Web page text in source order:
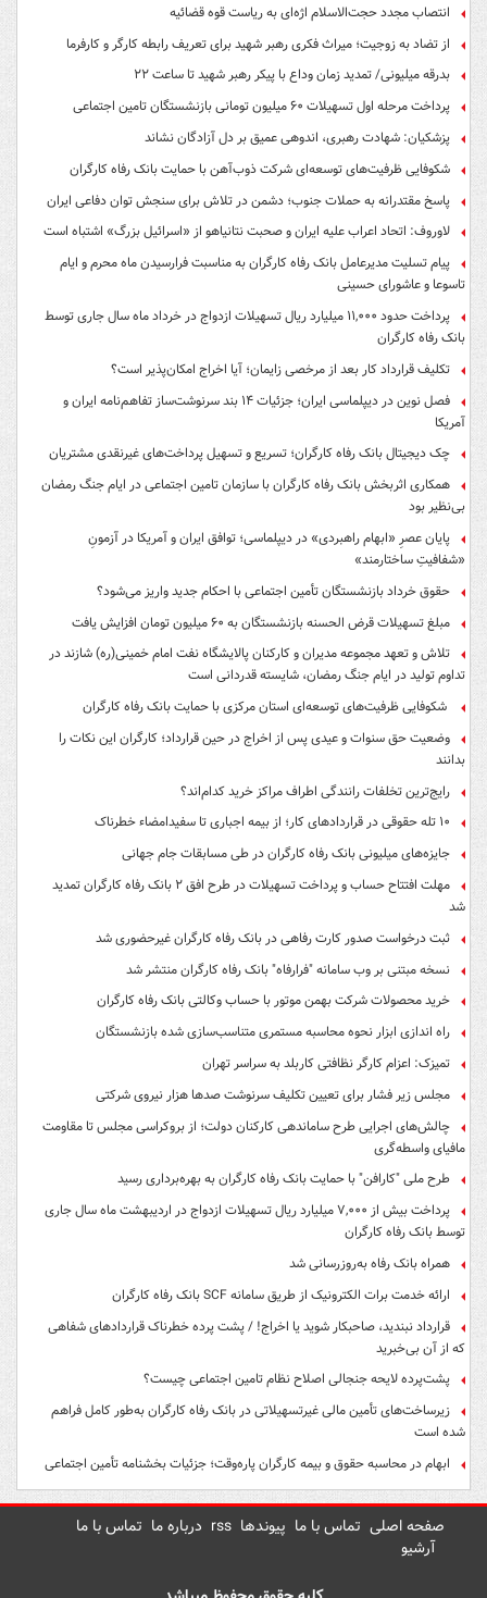
انتصاب مجدد حجت‌الاسلام اژه‌ای به ریاست قوه‌ قضائیه
از تضاد به زوجیت؛ میراث فکری رهبر شهید برای تعریف رابطه کارگر و کارفرما
بدرقه میلیونی/ تمدید زمان وداع با پیکر رهبر شهید تا ساعت ۲۲
پرداخت مرحله اول تسهیلات ۶۰ میلیون تومانی بازنشستگان تامین اجتماعی
پزشکیان: شهادت رهبری، اندوهی عمیق بر دل آزادگان نشاند
شکوفایی ظرفیت‌های توسعه‌ای شرکت ذوب‌آهن با حمایت‌ بانک رفاه کارگران
پاسخ مقتدرانه به حملات جنوب؛ دشمن در تلاش برای سنجش توان دفاعی ایران
لاوروف: اتحاد اعراب علیه ایران و صحبت نتانیاهو از «اسرائیل بزرگ» اشتباه است
پیام تسلیت مدیرعامل بانک رفاه کارگران به مناسبت فرارسیدن ماه محرم و ایام
تاسوعا و عاشورای حسینی
پرداخت حدود ۱۱,۰۰۰ میلیارد ریال تسهیلات ازدواج در خرداد ماه سال جاری توسط
بانک رفاه کارگران
تکلیف قرارداد کار بعد از مرخصی زایمان؛ آیا اخراج امکان‌پذیر است؟
فصل نوین در دیپلماسی ایران؛ جزئیات ۱۴ بند سرنوشت‌ساز تفاهم‌نامه ایران و
آمریکا
چک دیجیتال بانک رفاه کارگران؛ تسریع و تسهیل پرداخت‌های غیرنقدی مشتریان
همکاری اثربخش بانک رفاه کارگران با سازمان تامین اجتماعی در ایام جنگ رمضان
بی‌نظیر بود
پایان عصرِ «ابهام راهبردی» در دیپلماسی؛ توافق ایران و آمریکا در آزمونِ
«شفافیتِ ساختارمند»
حقوق خرداد بازنشستگان تأمین اجتماعی با احکام جدید واریز می‌شود؟
مبلغ تسهیلات قرض الحسنه بازنشستگان به ۶۰ میلیون تومان افزایش یافت
تلاش و تعهد مجموعه مدیران و کارکنان پالایشگاه نفت امام خمینی(ره) شازند در
تداوم تولید در ایام جنگ رمضان، شایسته قدردانی است
شکوفایی ظرفیت‌های توسعه‌ای استان مرکزی با حمایت بانک رفاه کارگران
وضعیت حق سنوات و عیدی پس از اخراج در حین قرارداد؛ کارگران این نکات را
بدانند
رایج‌ترین تخلفات رانندگی اطراف مراکز خرید کدام‌اند؟
۱۰ تله حقوقی در قراردادهای کار؛ از بیمه اجباری تا سفیدامضاء خطرناک
جایزه‌های میلیونی بانک رفاه کارگران در طی مسابقات جام جهانی
مهلت افتتاح حساب و پرداخت تسهیلات در طرح افق ۲ بانک رفاه کارگران تمدید
شد
ثبت درخواست صدور کارت رفاهی در بانک رفاه کارگران غیرحضوری شد
نسخه مبتنی بر وب سامانه "فرارفاه" بانک رفاه کارگران منتشر شد
خرید محصولات شرکت بهمن موتور با حساب وکالتی بانک رفاه کارگران
راه اندازی ابزار نحوه محاسبه مستمری متناسب‌سازی شده بازنشستگان
تمیزک: اعزام کارگر نظافتی کاربلد به سراسر تهران
مجلس زیر فشار برای تعیین تکلیف سرنوشت صدها هزار نیروی شرکتی
چالش‌های اجرایی طرح ساماندهی کارکنان دولت؛ از بروکراسی مجلس تا مقاومت
مافیای واسطه‌گری
طرح ملی "کارافن" با حمایت بانک رفاه کارگران به بهره‌برداری رسید
پرداخت بیش از ۷,۰۰۰ میلیارد ریال تسهیلات ازدواج در اردیبهشت ماه سال جاری
توسط بانک رفاه کارگران
همراه بانک رفاه به‌روزرسانی شد
ارائه خدمت برات الکترونیک از طریق سامانه SCF بانک رفاه کارگران
قرارداد نبندید، صاحبکار شوید یا اخراج! / پشت پرده خطرناک قراردادهای شفاهی
که از آن بی‌خبرید
پشت‌پرده لایحه جنجالی اصلاح نظام تامین اجتماعی چیست؟
زیرساخت‌های تأمین مالی غیرتسهیلاتی در بانک رفاه کارگران به‌طور کامل فراهم
شده است
ابهام در محاسبه حقوق و بیمه کارگران پاره‌وقت؛ جزئیات بخشنامه تأمین اجتماعی
صفحه اصلی تماس با ما پیوندها rss درباره ما تماس با ما
آرشیو